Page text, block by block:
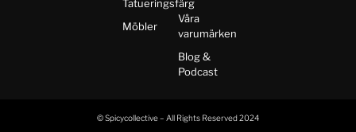
Tatueringsfärg
Möbler
Våra
varumärken
Blog &
Podcast
© Spicycollective – All Rights Reserved 2024